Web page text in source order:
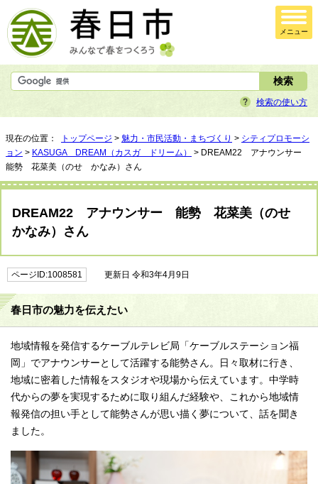
メニュー
検索の使い方
現在の位置： トップページ > 魅力・市民活動・まちづくり > シティプロモーシ
ョン > KASUGA DREAM（カスガ ドリーム）
> DREAM22 アナウンサー
能勢 花菜美（のせ かなみ）さん
DREAM22 アナウンサー 能勢 花菜美（のせ
かなみ）さん
ページID:1008581 更新日 令和3年4月9日
春日市の魅力を伝えたい
地域情報を発信するケーブルテレビ局「ケーブルステーション福
岡」でアナウンサーとして活躍する能勢さん。日々取材に行き、
地域に密着した情報をスタジオや現場から伝えています。中学時
代からの夢を実現するために取り組んだ経験や、これから地域情
報発信の担い手として能勢さんが思い描く夢について、話を聞き
ました。